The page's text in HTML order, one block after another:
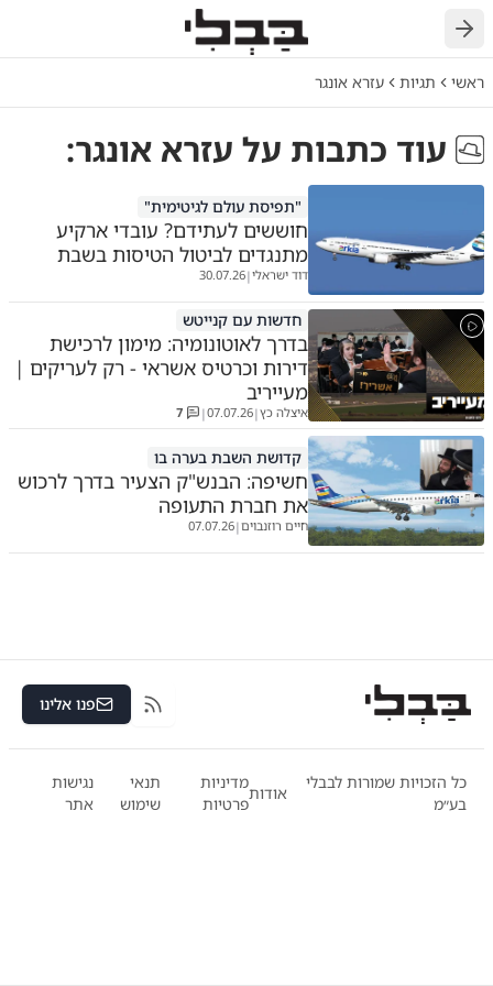
ראשי תגיות עזרא אונגר
עוד כתבות על עזרא אונגר:
"תפיסת עולם לגיטימית"
חוששים לעתידם? עובדי ארקיע
מתנגדים לביטול הטיסות בשבת
דוד ישראלי|
30.07.26
חדשות עם קנייטש
בדרך לאוטונומיה: מימון לרכישת
דירות וכרטיס אשראי - רק לעריקים |
מעייריב
איצלה כץ|
07.07.26
|
7
קדושת השבת בערה בו
חשיפה: הבנש"ק הצעיר בדרך לרכוש
את חברת התעופה
חיים רוזנבוים|
07.07.26
RSS פנו אלינו
כל הזכויות שמורות לבבלי
בע״מ
אודות
מדיניות
פרטיות
תנאי
שימוש
נגישות
אתר